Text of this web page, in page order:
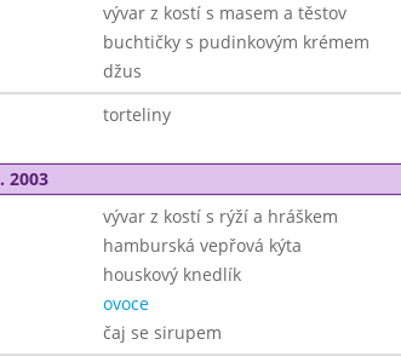
vývar z kostí s masem a těstov
buchtičky s pudinkovým krémem
džus
torteliny
2003
vývar z kostí s rýží a hráškem
hamburská vepřová kýta
houskový knedlík
ovoce
čaj se sirupem